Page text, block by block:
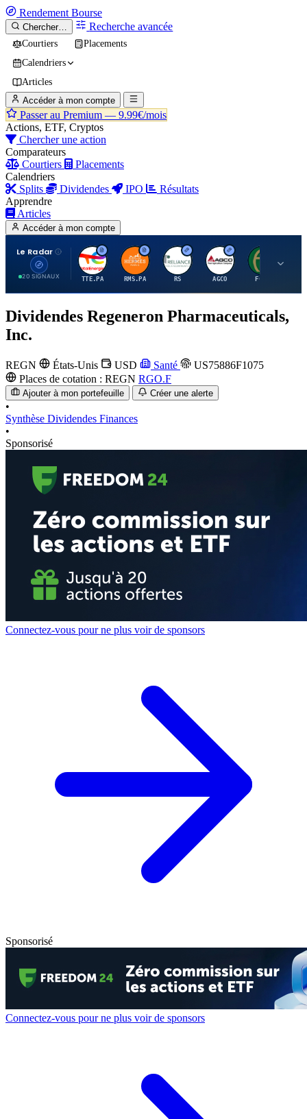
Rendement Bourse
Chercher… Recherche avancée
Courtiers
Placements
Calendriers
Articles
Accéder à mon compte
Passer au Premium — 9.99€/mois
Actions, ETF, Cryptos
Chercher une action
Comparateurs
Courtiers
Placements
Calendriers
Splits
Dividendes IPO
Résultats
Apprendre
Articles
Accéder à mon compte
Le Radar
20 SIGNAUX
T
TTE.PA
H
RMS.PA
R
RS
A
AGCO FCFS
Dividendes Regeneron Pharmaceuticals,
Inc.
REGN États-Unis USD Santé
US75886F1075
Places de cotation : REGN RGO.F
Ajouter à mon portefeuille Créer une alerte
•
Synthèse Dividendes Finances
•
Sponsorisé
Connectez-vous pour ne plus voir de sponsors
Sponsorisé
Connectez-vous pour ne plus voir de sponsors